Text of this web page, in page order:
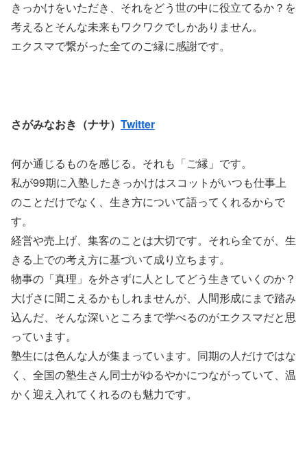
きっかけをいただき、それをどう世の中に役立てるか？を
考えるとそんな未来もワクワクでしかありません。
エクスマで繋がった全てのご縁に感謝です。
さがみなおき（ナサ） Twitter
何か通じるものを感じる。それも「ご縁」です。
私が99期に入塾したきっかけはスコットがいつも仕事上
のことだけでなく、生き方について語ってくれるからで
す。
経営や売上げ、集客のことは大切です。それら全てが、生
きる上での考え方に基づいて成り立ちます。
物事の「真理」を外さずに人としてどう生きていくのか？
大げさに聞こえるかもしれませんが、人間形成にまで踏み
込んだ、そんな深いところまで学べるのがエクスマだと思
っています。
塾生には色んな人が集まっています。同期の人だけではな
く、全国の塾生さん同士がゆるやかにつながっていて、温
かく迎え入れてくれるのも魅力です。